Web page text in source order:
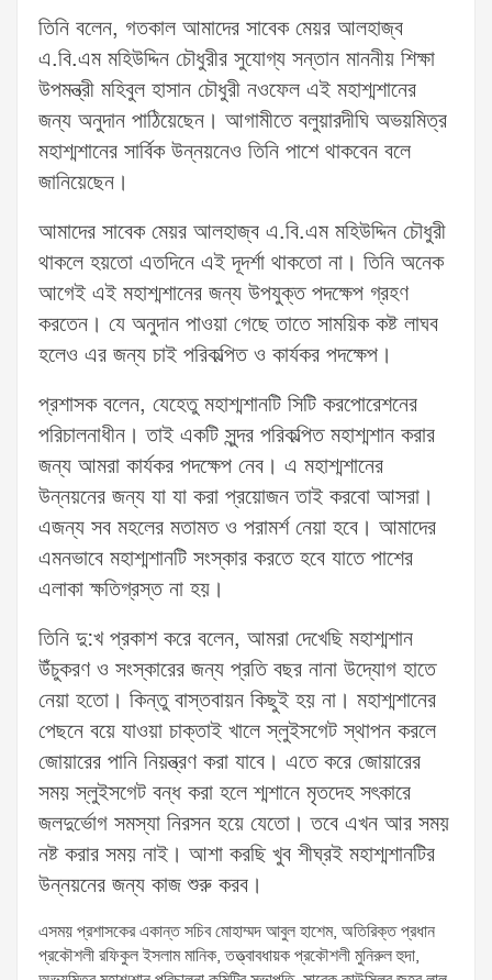
তিনি বলেন, গতকাল আমাদের সাবেক মেয়র আলহাজ্ব
এ.বি.এম মহিউদ্দিন চৌধুরীর সুযোগ্য সন্তান মাননীয় শিক্ষা
উপমন্ত্রী মহিবুল হাসান চৌধুরী নওফেল এই মহাশ্মশানের
জন্য অনুদান পাঠিয়েছেন। আগামীতে বলুয়ারদীঘি অভয়মিত্র
মহাশ্মশানের সার্বিক উন্নয়নেও তিনি পাশে থাকবেন বলে
জানিয়েছেন।
আমাদের সাবেক মেয়র আলহাজ্ব এ.বি.এম মহিউদ্দিন চৌধুরী
থাকলে হয়তো এতদিনে এই দূদর্শা থাকতো না। তিনি অনেক
আগেই এই মহাশ্মশানের জন্য উপযুক্ত পদক্ষেপ গ্রহণ
করতেন। যে অনুদান পাওয়া গেছে তাতে সাময়িক কষ্ট লাঘব
হলেও এর জন্য চাই পরিকল্পিত ও কার্যকর পদক্ষেপ।
প্রশাসক বলেন, যেহেতু মহাশ্মশানটি সিটি করপোরেশনের
পরিচালনাধীন। তাই একটি সুন্দর পরিকল্পিত মহাশ্মশান করার
জন্য আমরা কার্যকর পদক্ষেপ নেব। এ মহাশ্মশানের
উন্নয়নের জন্য যা যা করা প্রয়োজন তাই করবো আসরা।
এজন্য সব মহলের মতামত ও পরামর্শ নেয়া হবে। আমাদের
এমনভাবে মহাশ্মশানটি সংস্কার করতে হবে যাতে পাশের
এলাকা ক্ষতিগ্রস্ত না হয়।
তিনি দু:খ প্রকাশ করে বলেন, আমরা দেখেছি মহাশ্মশান
উঁচুকরণ ও সংস্কারের জন্য প্রতি বছর নানা উদ্যোগ হাতে
নেয়া হতো। কিন্তু বাস্তবায়ন কিছুই হয় না। মহাশ্মশানের
পেছনে বয়ে যাওয়া চাক্তাই খালে স্লুইসগেট স্থাপন করলে
জোয়ারের পানি নিয়ন্ত্রণ করা যাবে। এতে করে জোয়ারের
সময় স্লুইসগেট বন্ধ করা হলে শ্মশানে মৃতদেহ সৎকারে
জলদুর্ভোগ সমস্যা নিরসন হয়ে যেতো। তবে এখন আর সময়
নষ্ট করার সময় নাই। আশা করছি খুব শীঘ্রই মহাশ্মশানটির
উন্নয়নের জন্য কাজ শুরু করব।
এসময় প্রশাসকের একান্ত সচিব মোহাম্মদ আবুল হাশেম, অতিরিক্ত প্রধান
প্রকৌশলী রফিকুল ইসলাম মানিক, তত্ত্বাবধায়ক প্রকৌশলী মুনিরুল হুদা,